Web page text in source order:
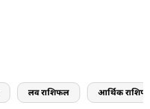
लव राशिफल आर्थिक